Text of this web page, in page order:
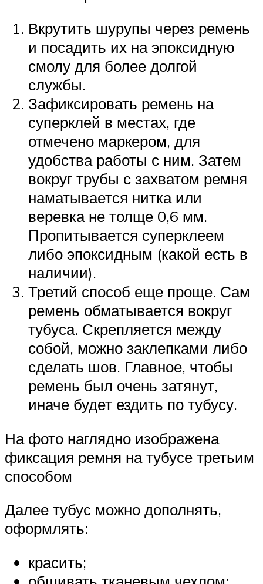
Вкрутить шурупы через ремень
и посадить их на эпоксидную
смолу для более долгой
службы.
Зафиксировать ремень на
суперклей в местах, где
отмечено маркером, для
удобства работы с ним. Затем
вокруг трубы с захватом ремня
наматывается нитка или
веревка не толще 0,6 мм.
Пропитывается суперклеем
либо эпоксидным (какой есть в
наличии).
Третий способ еще проще. Сам
ремень обматывается вокруг
тубуса. Скрепляется между
собой, можно заклепками либо
сделать шов. Главное, чтобы
ремень был очень затянут,
иначе будет ездить по тубусу.
На фото наглядно изображена
фиксация ремня на тубусе третьим
способом
Далее тубус можно дополнять,
оформлять:
красить;